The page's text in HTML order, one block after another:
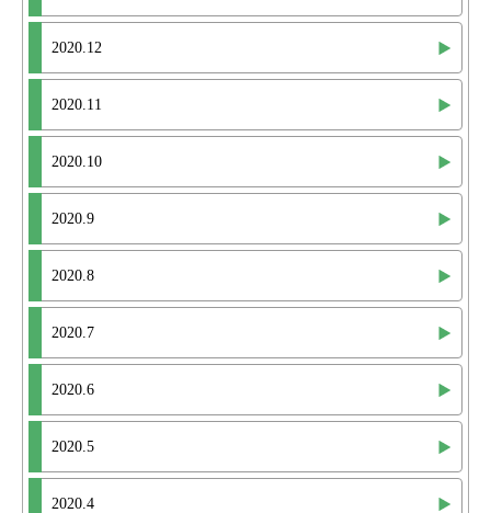
2020.12
2020.11
2020.10
2020.9
2020.8
2020.7
2020.6
2020.5
2020.4